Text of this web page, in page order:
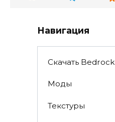
Навигация
Скачать Bedrock
Моды
Текстуры